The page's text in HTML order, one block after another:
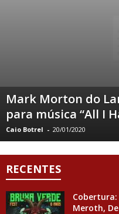
Mark Morton do
para música “All I
Caio Botrel - 20/01/2020
RECENTES
Cobertura:
Meroth,